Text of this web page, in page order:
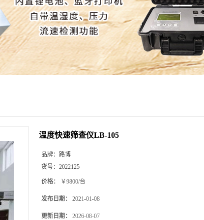
温度快速筛查仪LB-105
品牌： 路博
货号： 2022125
价格： ￥9800/台
发布日期： 2021-01-08
更新日期： 2026-08-07